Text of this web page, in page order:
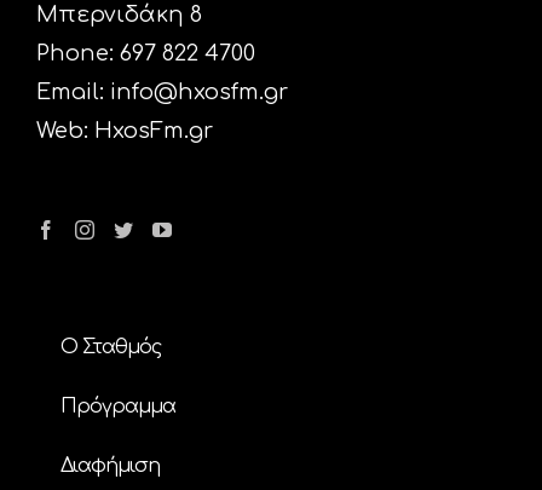
Μπερνιδάκη 8
Phone: 697 822 4700
Email: info@hxosfm.gr
Web: HxosFm.gr
Ο Σταθμός
Πρόγραμμα
Διαφήμιση